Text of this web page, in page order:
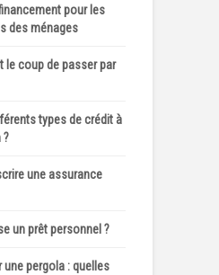
pour les
des ménages
le coup de passer par
types de crédit à
?
une assurance
un prêt personnel ?
pergola : quelles